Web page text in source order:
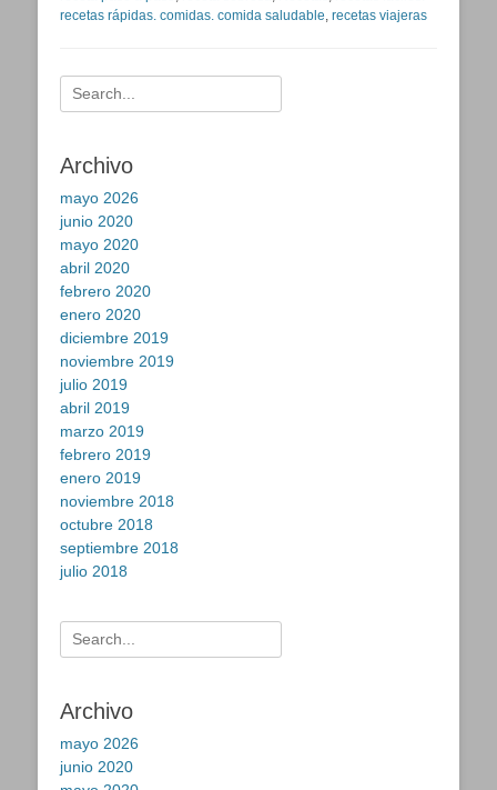
recetas rápidas. comidas. comida saludable, recetas viajeras
Buscar:
Archivo
mayo 2026
junio 2020
mayo 2020
abril 2020
febrero 2020
enero 2020
diciembre 2019
noviembre 2019
julio 2019
abril 2019
marzo 2019
febrero 2019
enero 2019
noviembre 2018
octubre 2018
septiembre 2018
julio 2018
Buscar:
Archivo
mayo 2026
junio 2020